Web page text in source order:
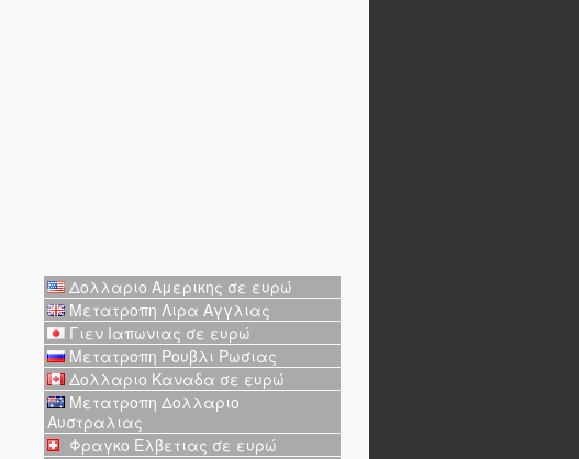
Δολλαριο Αμερικης σε ευρώ
Μετατροπη Λιρα Αγγλιας
Γιεν Ιαπωνιας σε ευρώ
Μετατροπη Ρουβλι Ρωσιας
Δολλαριο Καναδα σε ευρώ
Μετατροπη Δολλαριο
Αυστραλιας
Φραγκο Ελβετιας σε ευρώ